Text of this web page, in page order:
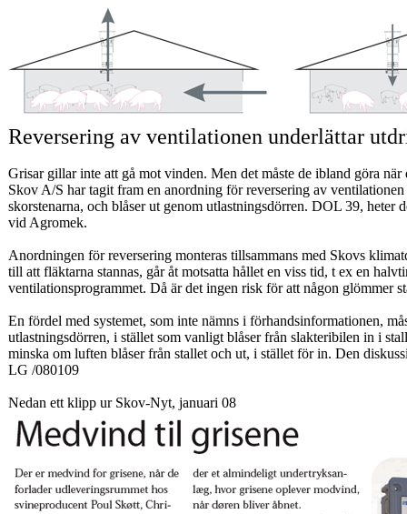
Reversering av ventilationen underlättar
Grisar gillar inte att gå mot vinden. Men det måste de ibland göra
Skov A/S har tagit fram en anordning för reversering av
skorstenarna, och blåser ut genom utlastningsdörren. DOL 39, heter
vid Agromek.
Anordningen för reversering monteras tillsammans med Skovs
till att fläktarna stannas, går åt motsatta hållet en viss tid, t ex en
ventilationsprogrammet. Då är det ingen risk för att någon glömmer
En fördel med systemet, som inte nämns i förhandsinformationen,
utlastningsdörren, i stället som vanligt blåser från slakteribilen in i
minska om luften blåser från stallet och ut, i stället för in. Den
LG /080109
Nedan ett klipp ur Skov-Nyt, januari 08